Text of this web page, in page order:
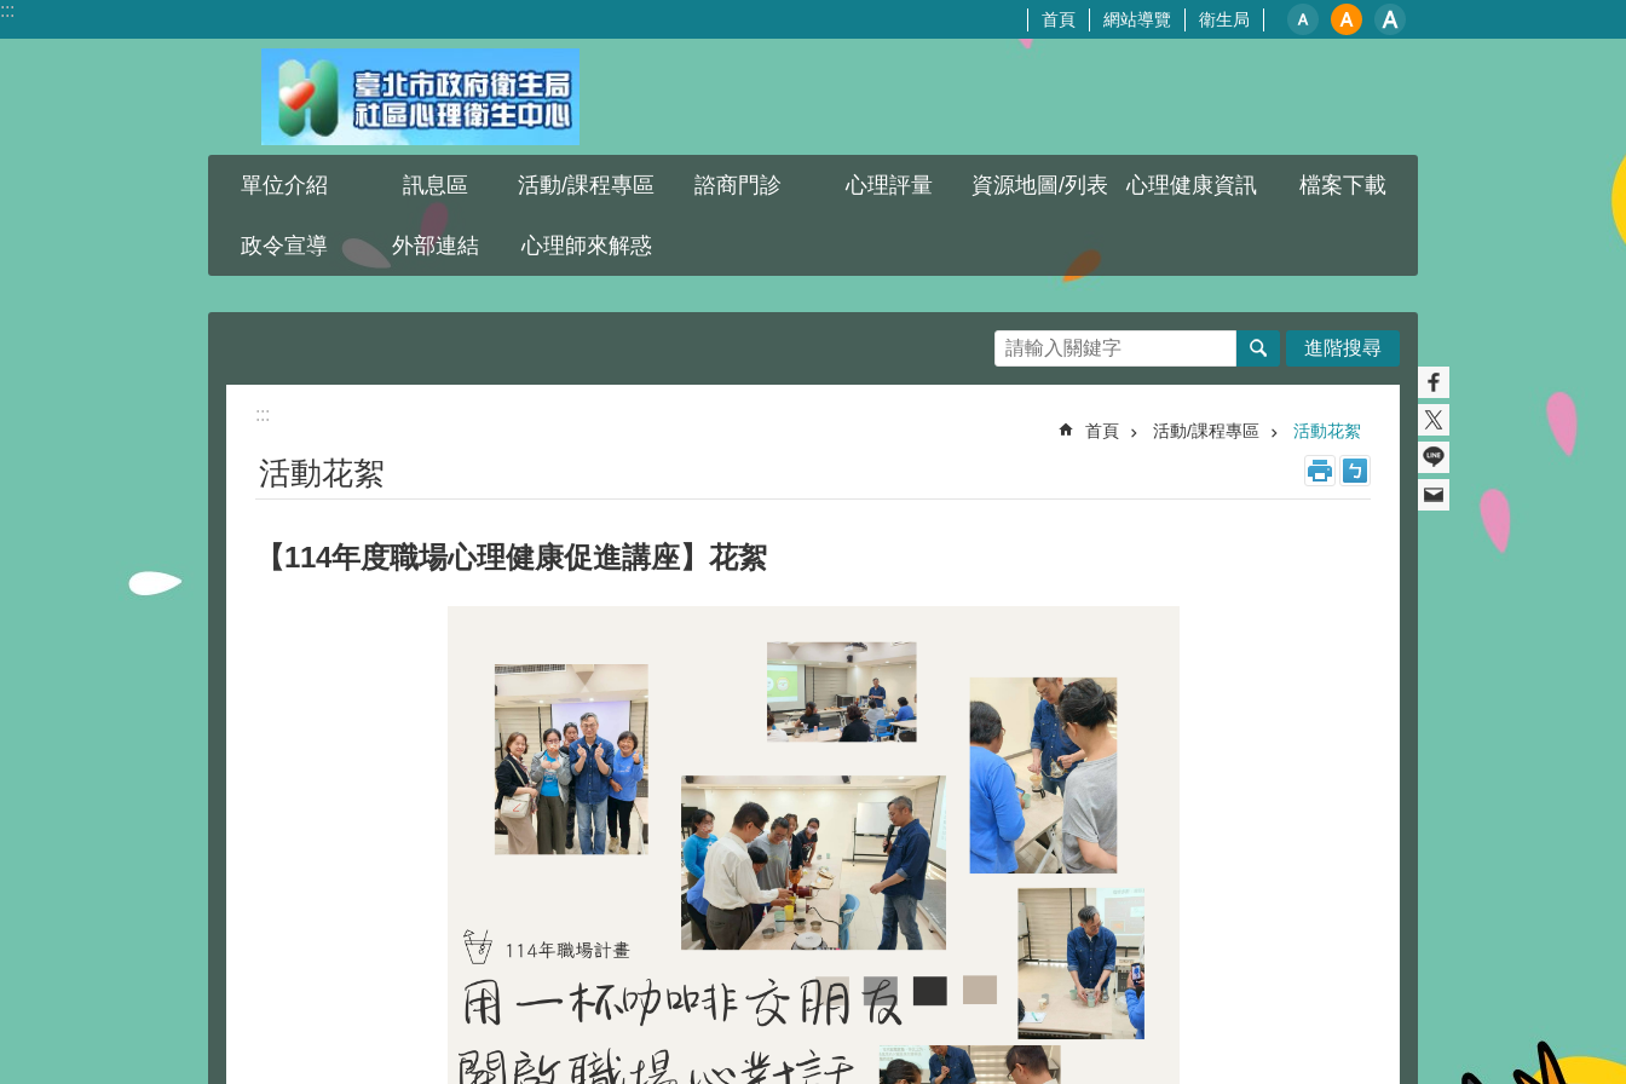
跳到主要內容區塊
::: 首頁 網站導覽 衛生局
單位介紹 訊息區 活動/課程專區 諮商門診 心理評量 資源地圖/列表 心理健康資訊 檔案下載
政令宣導 外部連結 心理師來解惑
進階搜尋
:::
首頁 活動/課程專區 活動花絮
活動花絮
【114年度職場心理健康促進講座】花絮